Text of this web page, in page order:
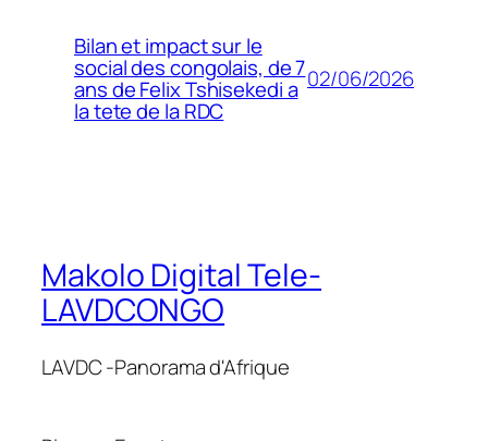
Bilan et impact sur le
social des congolais, de 7
ans de Felix Tshisekedi a
la tete de la RDC
02/06/2026
Makolo Digital Tele-
LAVDCONGO
LAVDC -Panorama d'Afrique